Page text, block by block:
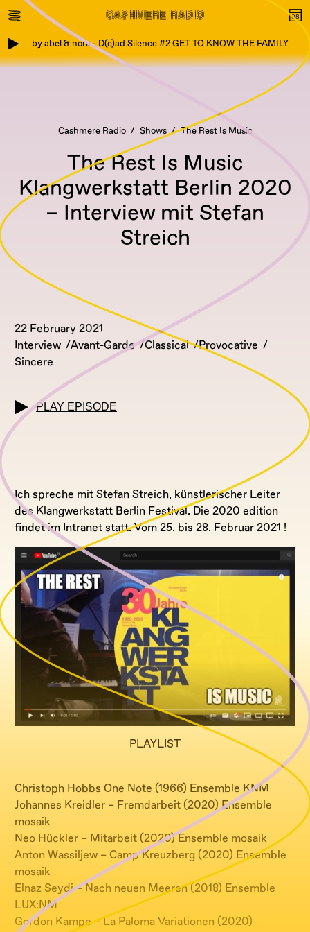
by abel & nora - D(e)ad Silence #2 GET TO KNOW THE FAMILY
Cashmere Radio Shows The Rest Is Music
The Rest Is Music
Klangwerkstatt Berlin 2020
– Interview mit Stefan
Streich
22 February 2021
Interview
Avant-Garde Classical
Provocative
Sincere
PLAY EPISODE
Ich spreche mit Stefan Streich, künstlerischer Leiter
des Klangwerkstatt Berlin Festival. Die 2020 edition
findet im Intranet statt. Vom 25. bis 28. Februar 2021 !
PLAYLIST
Christoph Hobbs One Note (1966) Ensemble KNM
Johannes Kreidler – Fremdarbeit (2020) Ensemble
mosaik
Neo Hückler – Mitarbeit (2020) Ensemble mosaik
Anton Wassiljew – Camp Kreuzberg (2020) Ensemble
mosaik
Elnaz Seydi – Nach neuen Meeren (2018) Ensemble
LUX:NM
Gordon Kampe – La Paloma Variationen (2020)